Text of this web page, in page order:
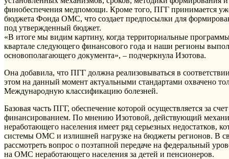
финобеспечения медпомощи. Кроме того, ПГГ принимается
бюджета Фонда ОМС, что создает предпосылки для
под утвержденный бюджет.
«В итоге мы видим картину, когда территориальные
квартале следующего финансового года и наши регионы
основополагающего документа», – подчеркнула Изотова.
Она добавила, что ПГГ должна реализовываться в
этом на данный момент актуальными стандартами охвачено
Международную классификацию болезней.
Базовая часть ПГГ, обеспечение которой осуществляется за
финансированием. По мнению Изотовой, действующий
неработающего населения имеет ряд серьезных недостатков,
системы ОМС и излишней нагрузке на бюджеты регионов. В
рассмотреть вопрос о поэтапной передаче на федеральный
на ОМС неработающего населения за детей и пенсионеров.